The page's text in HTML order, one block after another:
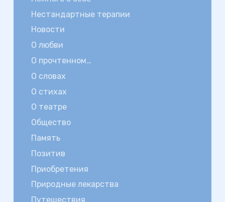
Нестандартные терапии
Новости
О любви
О прочтенном…
О словах
О стихах
О театре
Общество
Память
Позитив
Приобретения
Природные лекарства
Путешествия